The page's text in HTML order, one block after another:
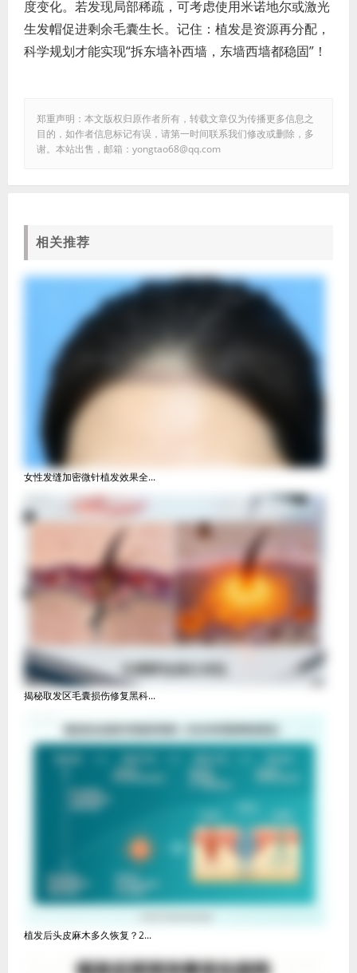
度变化。若发现局部稀疏，可考虑使用米诺地尔或激光
生发帽促进剩余毛囊生长。记住：植发是资源再分配，
科学规划才能实现“拆东墙补西墙，东墙西墙都稳固”！
郑重声明：本文版权归原作者所有，转载文章仅为传播更多信息之
目的，如作者信息标记有误，请第一时间联系我们修改或删除，多
谢。本站出售，邮箱：yongtao68@qq.com
相关推荐
女性发缝加密微针植发效果全...
揭秘取发区毛囊损伤修复黑科...
植发后头皮麻木多久恢复？2...